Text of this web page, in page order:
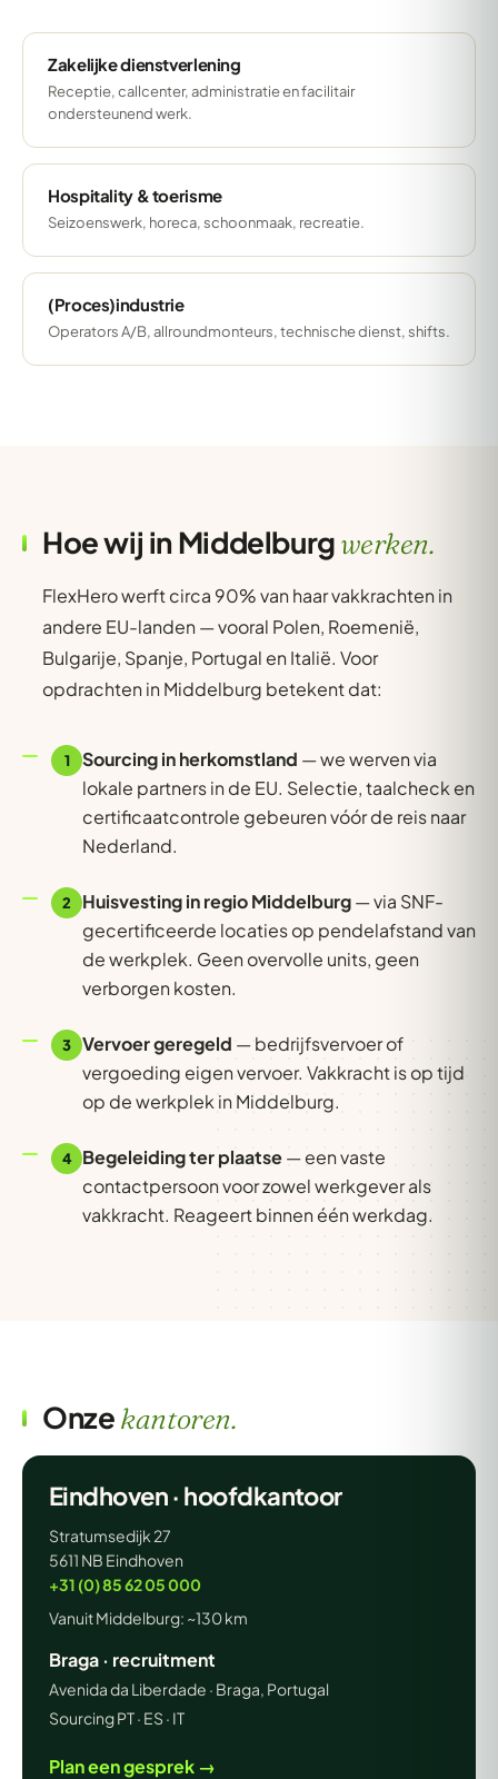
Zakelijke dienstverlening
Receptie, callcenter, administratie en facilitair
ondersteunend werk.
Hospitality & toerisme
Seizoenswerk, horeca, schoonmaak, recreatie.
(Proces)industrie
Operators A/B, allroundmonteurs, technische dienst, shifts.
Hoe wij in Middelburgwerken.
FlexHero werft circa 90% van haar vakkrachten in
andere EU-landen — vooral Polen, Roemenië,
Bulgarije, Spanje, Portugal en Italië. Voor
opdrachten in Middelburg betekent dat:
1 Sourcing in herkomstland — we werven via
lokale partners in de EU. Selectie, taalcheck en
certificaatcontrole gebeuren vóór de reis naar
Nederland.
2 Huisvesting in regio Middelburg— via SNF-
gecertificeerde locaties op pendelafstand van
de werkplek. Geen overvolle units, geen
verborgen kosten.
3 Vervoer geregeld — bedrijfsvervoer of
vergoeding eigen vervoer. Vakkracht is op tijd
op de werkplek in Middelburg.
4 Begeleiding ter plaatse— een vaste
contactpersoon voor zowel werkgever als
vakkracht. Reageert binnen één werkdag.
Onzekantoren.
Eindhoven · hoofdkantoor
Stratumsedijk 27
5611 NB Eindhoven
+31 (0) 85 62 05 000
Vanuit Middelburg: ~130 km
Braga · recruitment
Avenida da Liberdade · Braga, Portugal
Sourcing PT · ES · IT
Plan een gesprek →